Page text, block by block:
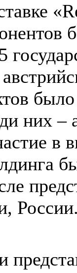
них –
в